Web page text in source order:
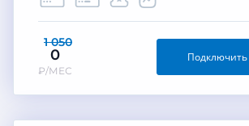
1 050
0
₽/МЕС
Подключить